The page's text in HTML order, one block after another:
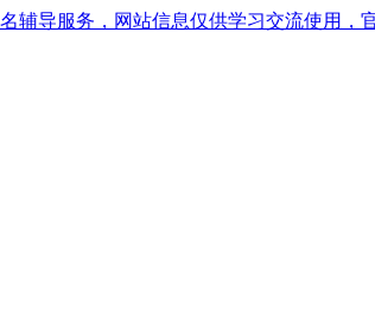
辅导服务，网站信息仅供学习交流使用，